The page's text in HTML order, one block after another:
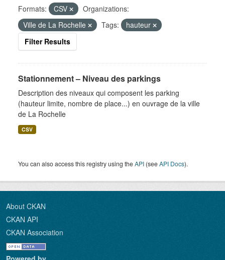
Formats: CSV
Organizations:
Ville de La Rochelle
Tags:
hauteur
Filter Results
Stationnement – Niveau des parkings
Description des niveaux qui composent les parking
(hauteur limite, nombre de place...) en ouvrage de la ville
de La Rochelle
CSV
You can also access this registry using theAPI (seeAPI Docs).
About CKAN
CKAN API
CKAN Association